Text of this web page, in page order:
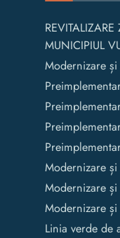
MUNICIPIUL
Modernizare
Modernizare
Modernizare
Modernizare
Linia verde de